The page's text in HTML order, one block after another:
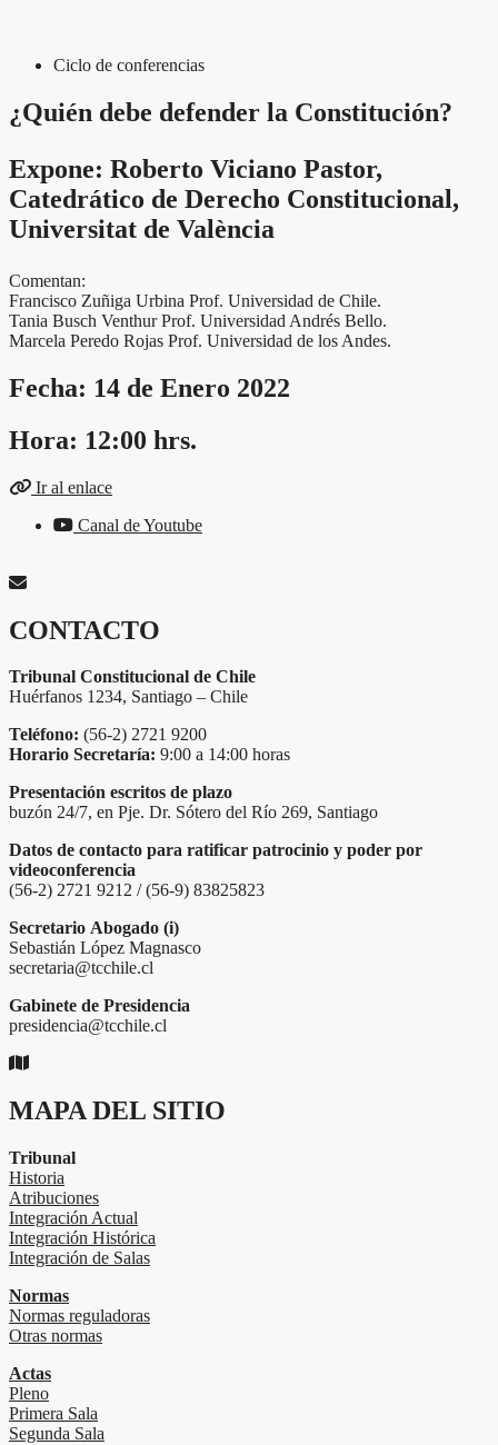
Ciclo de conferencias
¿Quién debe defender la Constitución?
Expone: Roberto Viciano Pastor,
Catedrático de Derecho Constitucional,
Universitat de València
Comentan:
Francisco Zuñiga Urbina Prof. Universidad de Chile.
Tania Busch Venthur Prof. Universidad Andrés Bello.
Marcela Peredo Rojas Prof. Universidad de los Andes.
Fecha: 14 de Enero 2022
Hora: 12:00 hrs.
Ir al enlace
Canal de Youtube
CONTACTO
Tribunal Constitucional de Chile
Huérfanos 1234, Santiago – Chile
Teléfono: (56-2) 2721 9200
Horario Secretaría: 9:00 a 14:00 horas
Presentación escritos de plazo
buzón 24/7, en Pje. Dr. Sótero del Río 269, Santiago
Datos de contacto para ratificar patrocinio y poder por
videoconferencia
(56-2) 2721 9212 / (56-9) 83825823
Secretario Abogado (i)
Sebastián López Magnasco
secretaria@tcchile.cl
Gabinete de Presidencia
presidencia@tcchile.cl
MAPA DEL SITIO
Tribunal
Historia
Atribuciones
Integración Actual
Integración Histórica
Integración de Salas
Normas
Normas reguladoras
Otras normas
Actas
Pleno
Primera Sala
Segunda Sala